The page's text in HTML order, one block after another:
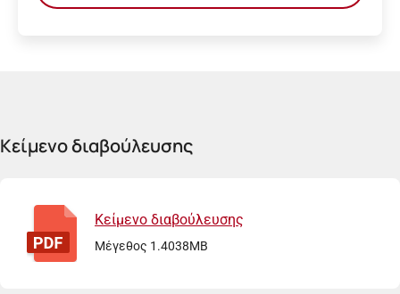
Κείμενο διαβούλευσης
Κείμενο διαβούλευσης
Μέγεθος 1.4038MB